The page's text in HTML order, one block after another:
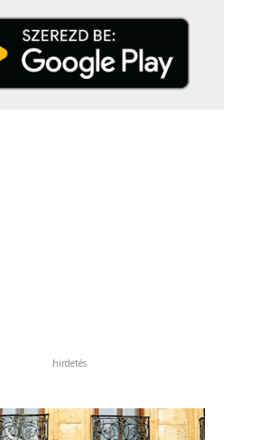
hirdetés